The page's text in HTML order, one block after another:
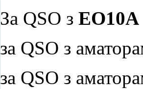
За QSO з EO10A
за QSO з
за QSO з